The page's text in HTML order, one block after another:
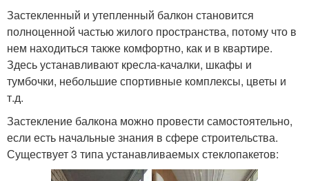
Застекленный и утепленный балкон становится
полноценной частью жилого пространства, потому что в
нем находиться также комфортно, как и в квартире.
Здесь устанавливают кресла-качалки, шкафы и
тумбочки, небольшие спортивные комплексы, цветы и
т.д.
Застекление балкона можно провести самостоятельно,
если есть начальные знания в сфере строительства.
Существует 3 типа устанавливаемых стеклопакетов: